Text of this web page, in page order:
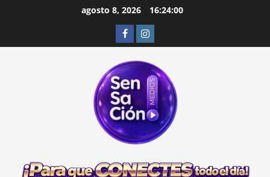
agosto 8, 2026 16:24:02
FacebookInstagram